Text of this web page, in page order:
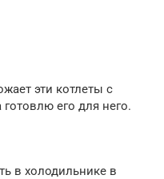
эти котлеты с
готовлю его для него.
в холодильнике в